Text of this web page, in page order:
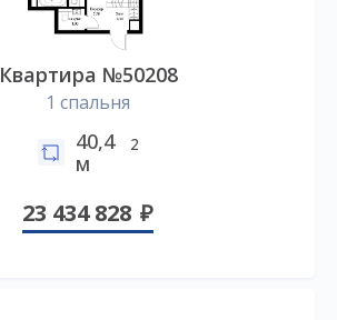
Квартира №50208
1 спальня
40,4
м
2
23 434 828